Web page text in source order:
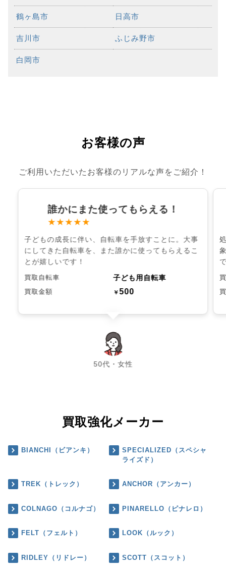
鶴ヶ島市 日高市
吉川市 ふじみ野市
白岡市
お客様の声
ご利用いただいたお客様のリアルな声をご紹介！
誰かにまた使ってもらえる！
★★★★★
子どもの成長に伴い、自転車を手放すことに。大事
にしてきた自転車を、また誰かに使ってもらえるこ
とが嬉しいです！
買取自転車 子ども用自転車
買取金額 ￥500
50代・女性
chevron_left chevron_right
買取強化メーカー
BIANCHI（ビアンキ）
SPECIALIZED（スペシャ
ライズド）
TREK（トレック） ANCHOR（アンカー）
COLNAGO（コルナゴ） PINARELLO（ピナレロ）
FELT（フェルト） LOOK（ルック）
RIDLEY（リドレー） SCOTT（スコット）